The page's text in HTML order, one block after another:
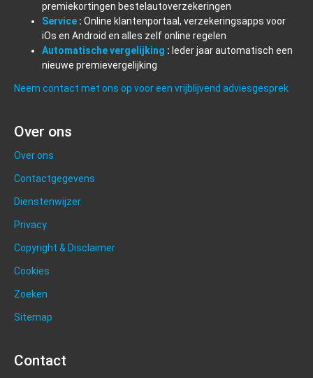
premiekortingen bestelautoverzekeringen
Service : Online klantenportaal, verzekeringsapps voor
iOs en Android en alles zelf online regelen
Automatische vergelijking : Ieder jaar automatisch een
nieuwe premievergelijking
Neem contact met ons op voor een vrijblijvend adviesgesprek
Over ons
Over ons
Contactgegevens
Dienstenwijzer
Privacy
Copyright & Disclaimer
Cookies
Zoeken
Sitemap
Contact